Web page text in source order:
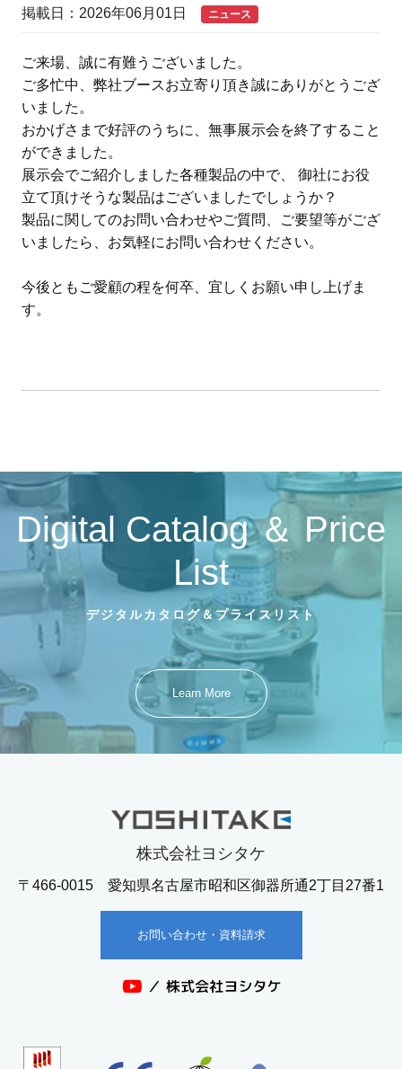
掲載日：2026年06月01日 ニュース
ご来場、誠に有難うございました。
ご多忙中、弊社ブースお立寄り頂き誠にありがとうござ
いました。
おかげさまで好評のうちに、無事展示会を終了すること
ができました。
展示会でご紹介しました各種製品の中で、 御社にお役
立て頂けそうな製品はございましたでしょうか？
製品に関してのお問い合わせやご質問、ご要望等がござ
いましたら、お気軽にお問い合わせください。
今後ともご愛顧の程を何卒、宜しくお願い申し上げま
す。
Digital Catalog ＆ Price
List
デジタルカタログ＆プライスリスト
Learn More
株式会社ヨシタケ
〒466-0015 愛知県名古屋市昭和区御器所通2丁目27番1
お問い合わせ・資料請求